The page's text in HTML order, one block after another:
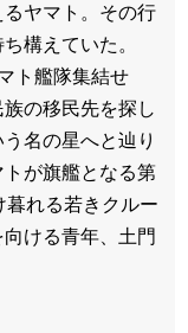
ヤマト。その行
構えていた。
ト艦隊集結せ
の移民先を探し
名の星へと辿り
が旗艦となる第
れる若きクルー
ける青年、土門